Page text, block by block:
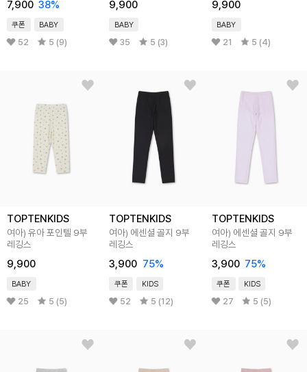
7,900 38%
쿠폰 BABY
52 5 (9)
9,900
BABY
35 5 (3)
9,900
BABY
21 5 (4)
TOPTENKIDS
여아) 유아 포인텔 9부
레깅스
9,900
BABY
25 5 (5)
TOPTENKIDS
여아) 에센셜 골지 9부
레깅스
3,900 75%
쿠폰 KIDS
52 5 (12)
TOPTENKIDS
여아) 에센셜 골지 9부
레깅스
3,900 75%
쿠폰 KIDS
27 5 (5)